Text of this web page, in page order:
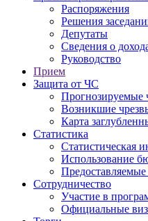
Распоряжения
Решения
Депутаты
Сведения о
Руководство
Прием
Защита от ЧС
Прогнозируемые
Возникшие
Карта
Статистика
Статистическая
Использование
Сотрудничество
Участие в
Официальные